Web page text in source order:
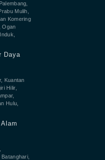
Mulih,
Komering
Ogan
Daya
Kuantan
Hilir,
Hulu,